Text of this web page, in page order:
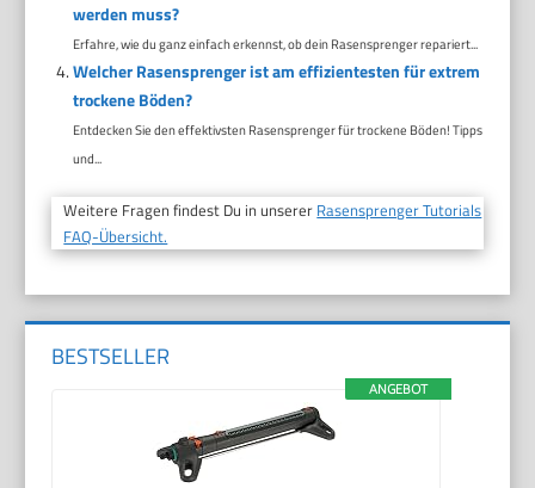
werden muss?
Erfahre, wie du ganz einfach erkennst, ob dein Rasensprenger repariert...
Welcher Rasensprenger ist am effizientesten für extrem
trockene Böden?
Entdecken Sie den effektivsten Rasensprenger für trockene Böden! Tipps
und...
Weitere Fragen findest Du in unserer Rasensprenger Tutorials
FAQ-Übersicht.
BESTSELLER
ANGEBOT